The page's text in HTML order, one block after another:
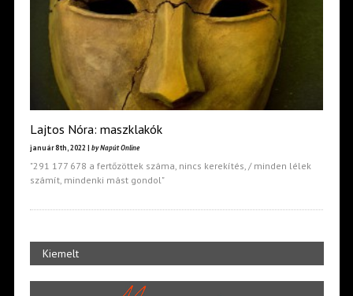
Lajtos Nóra: maszklakók
január 8th, 2022 | by Napút Online
"291 177 678 a fertőzöttek száma, nincs kerekítés, / minden lélek
számít, mindenki mást gondol"
Kiemelt